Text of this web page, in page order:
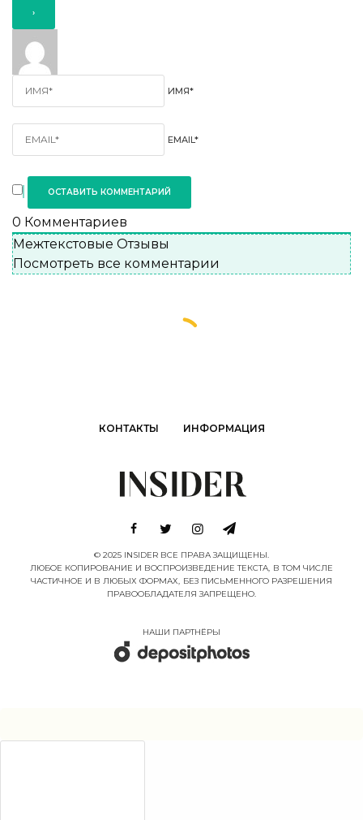
ИМЯ*
EMAIL*
0 Комментариев
Межтекстовые Отзывы
Посмотреть все комментарии
КОНТАКТЫ ИНФОРМАЦИЯ
© 2025 INSIDER ВСЕ ПРАВА ЗАЩИЩЕНЫ.
ЛЮБОЕ КОПИРОВАНИЕ И ВОСПРОИЗВЕДЕНИЕ ТЕКСТА, В ТОМ ЧИСЛЕ
ЧАСТИЧНОЕ И В ЛЮБЫХ ФОРМАХ, БЕЗ ПИСЬМЕННОГО РАЗРЕШЕНИЯ
ПРАВООБЛАДАТЕЛЯ ЗАПРЕЩЕНО.
НАШИ ПАРТНËРЫ